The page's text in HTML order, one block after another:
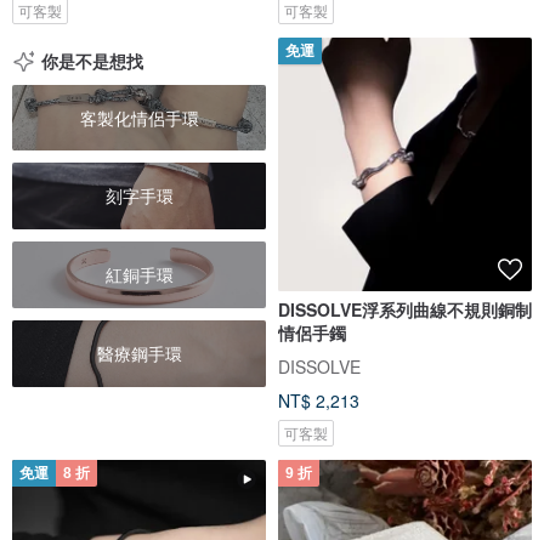
可客製 可客製
你是不是想找
客製化情侶手環
刻字手環
紅銅手環
醫療鋼手環
免運
DISSOLVE浮系列曲線不規則銅制
情侶手鐲
DISSOLVE
NT$ 2,213
可客製
免運 8 折 9 折